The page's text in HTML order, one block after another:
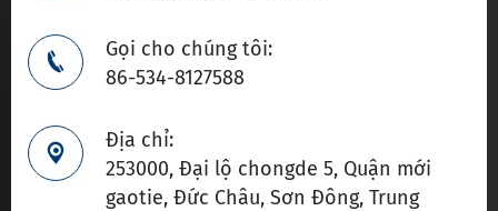

Gọi cho chúng tôi:
86-534-8127588

Địa chỉ:
253000, Đại lộ chongde 5, Quận mới
gaotie, Đức Châu, Sơn Đông, Trung